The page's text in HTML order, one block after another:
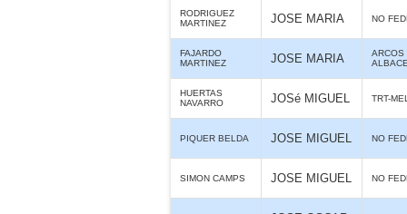
RODRIGUEZ
MARTINEZ
JOSE MARIA NO
FAJARDO
MARTINEZ
JOSE MARIA
ARCOS
HUERTAS
NAVARRO
JOSé MIGUEL TRT-
PIQUER BELDA JOSE MIGUEL NO
SIMON CAMPS JOSE MIGUEL NO